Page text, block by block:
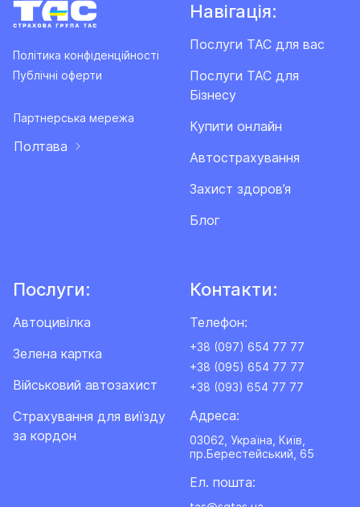
Політика конфіденційності
Публічні оферти
Партнерська мережа
Полтава
Навігація:
Послуги ТАС для вас
Послуги ТАС для
Бізнесу
Купити онлайн
Автострахування
Захист здоров’я
Блог
Послуги:
Автоцивілка
Зелена картка
Військовий автозахист
Cтрахування для виїзду
за кордон
Контакти:
Телефон:
+38 (097) 654 77 77
+38 (095) 654 77 77
+38 (093) 654 77 77
Адреса:
03062, Україна, Київ,
пр.Берестейський, 65
Ел. пошта: